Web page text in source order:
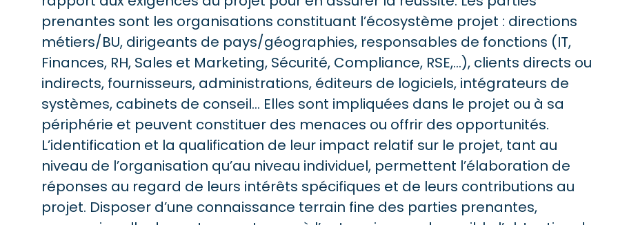
prenantes sont les organisations constituant l’écosystème projet : directions
métiers/BU, dirigeants de pays/géographies, responsables de fonctions (IT,
Finances, RH, Sales et Marketing, Sécurité, Compliance, RSE,…), clients directs ou
indirects, fournisseurs, administrations, éditeurs de logiciels, intégrateurs de
systèmes, cabinets de conseil… Elles sont impliquées dans le projet ou à sa
périphérie et peuvent constituer des menaces ou offrir des opportunités.
L’identification et la qualification de leur impact relatif sur le projet, tant au
niveau de l’organisation qu’au niveau individuel, permettent l’élaboration de
réponses au regard de leurs intérêts spécifiques et de leurs contributions au
projet. Disposer d’une connaissance terrain fine des parties prenantes,